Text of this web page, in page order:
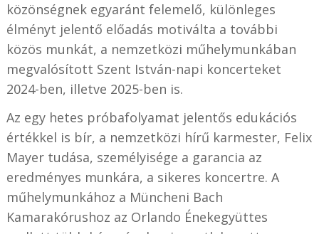
közönségnek egyaránt felemelő, különleges
élményt jelentő előadás motiválta a további
közös munkát, a nemzetközi műhelymunkában
megvalósított Szent István-napi koncerteket
2024-ben, illetve 2025-ben is.
Az egy hetes próbafolyamat jelentős edukációs
értékkel is bír, a nemzetközi hírű karmester, Felix
Mayer tudása, személyisége a garancia az
eredményes munkára, a sikeres koncertre. A
műhelymunkához a Müncheni Bach
Kamarakórushoz az Orlando Énekegyüttes